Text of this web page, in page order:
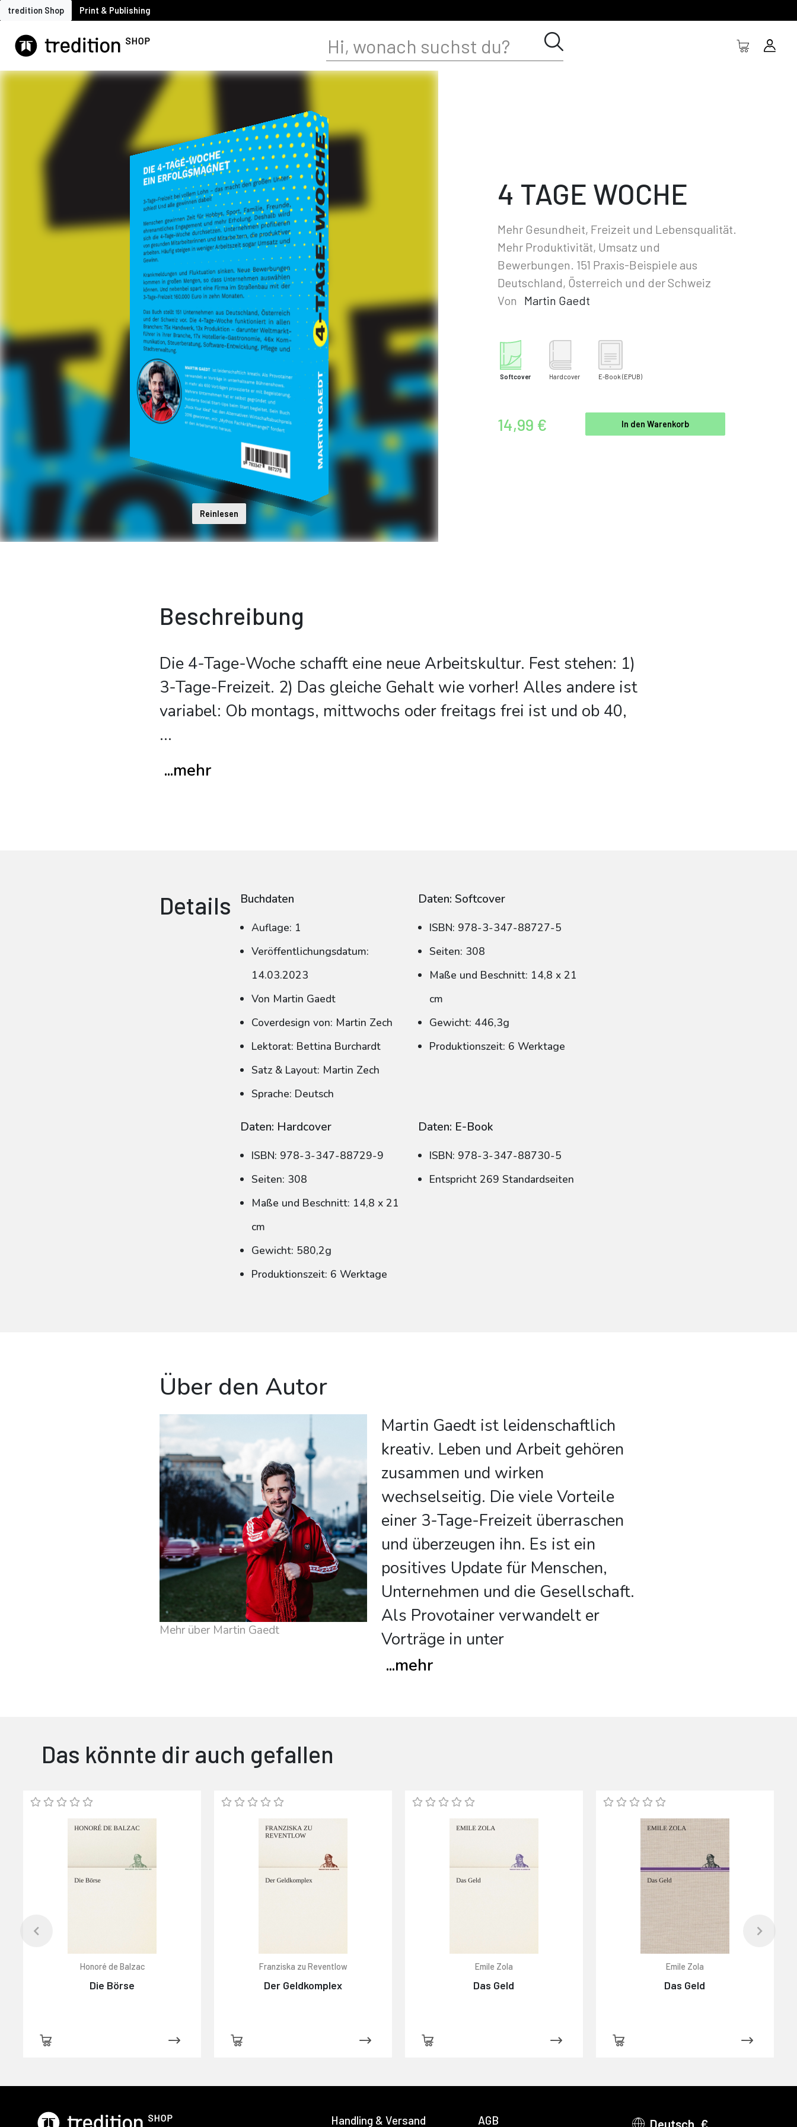
tredition Shop Print & Publishing
Reinlesen
4 TAGE WOCHE
Mehr Gesundheit, Freizeit und Lebensqualität.
Mehr Produktivität, Umsatz und
Bewerbungen. 151 Praxis-Beispiele aus
Deutschland, Österreich und der Schweiz
Von
Martin Gaedt
Softcover Hardcover E-Book (EPUB)
14,99 € In den Warenkorb
Beschreibung
Die 4-Tage-Woche schafft eine neue Arbeitskultur. Fest stehen: 1)
3-Tage-Freizeit. 2) Das gleiche Gehalt wie vorher! Alles andere ist
variabel: Ob montags, mittwochs oder freitags frei ist und ob 40,
...
...mehr
Details Buchdaten
Auflage: 1
Veröffentlichungsdatum:
14.03.2023
Von Martin Gaedt
Coverdesign von: Martin Zech
Lektorat: Bettina Burchardt
Satz & Layout: Martin Zech
Sprache: Deutsch
Daten: Softcover
ISBN: 978-3-347-88727-5
Seiten: 308
Maße und Beschnitt: 14,8 x 21
cm
Gewicht: 446,3g
Produktionszeit: 6 Werktage
Daten: Hardcover
ISBN: 978-3-347-88729-9
Seiten: 308
Maße und Beschnitt: 14,8 x 21
cm
Gewicht: 580,2g
Produktionszeit: 6 Werktage
Daten: E-Book
ISBN: 978-3-347-88730-5
Entspricht 269 Standardseiten
Über den Autor
Mehr über Martin Gaedt
Martin Gaedt ist leidenschaftlich
kreativ. Leben und Arbeit gehören
zusammen und wirken
wechselseitig. Die viele Vorteile
einer 3-Tage-Freizeit überraschen
und überzeugen ihn. Es ist ein
positives Update für Menschen,
Unternehmen und die Gesellschaft.
Als Provotainer verwandelt er
Vorträge in unter
...mehr
Das könnte dir auch gefallen
Honoré de Balzac
Die Börse
Franziska zu Reventlow
Der Geldkomplex
Emile Zola
Das Geld
Emile Zola
Das Geld
Handling & Versand AGB Deutsch, €